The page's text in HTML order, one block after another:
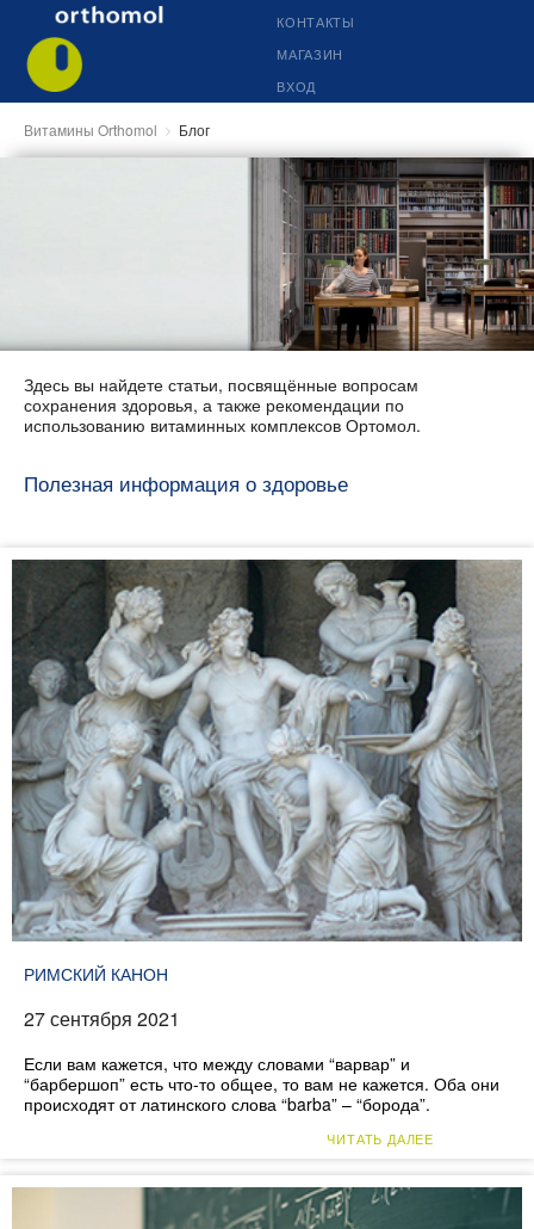
КОНТАКТЫ
МАГАЗИН
ВХОД
Витамины Orthomol Блог
Здесь вы найдете статьи, посвящённые вопросам
сохранения здоровья, а также рекомендации по
использованию витаминных комплексов Ортомол.
Полезная информация о здоровье
РИМСКИЙ КАНОН
27 сентября 2021
Если вам кажется, что между словами “варвар” и
“барбершоп” есть что-то общее, то вам не кажется. Оба они
происходят от латинского слова “barba” – “борода”.
ЧИТАТЬ ДАЛЕЕ